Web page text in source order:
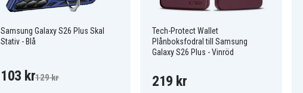
Samsung Galaxy S26 Plus Skal
Stativ - Blå
103 kr129 kr
Tech-Protect Wallet
Plånboksfodral till Samsung
Galaxy S26 Plus - Vinröd
219 kr